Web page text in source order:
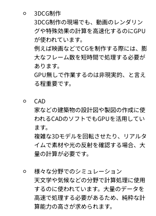
3DCG制作
3DCG制作の現場でも、動画のレンダリン
グや特殊効果の計算を高速化するのにGPU
が使われています。
例えば映画などでCGを制作する際には、膨
大なフレーム数を短時間で処理する必要が
あります。
GPU無しで作業するのは非現実的、と言え
る程重要です。
CAD
家などの建築物の設計図や製図の作成に使
われるCADのソフトでもGPUを活用してい
ます。
複雑な3Dモデルを回転させたり、リアルタ
イムで素材や光の反射を確認する場合、大
量の計算が必要です。
様々な分野でのシミュレーション
天文学や気候などの分野で計算処理に使用
するのに使われています。 大量のデータを
高速で処理する必要があるため、純粋な計
算能力の高さが求められます。